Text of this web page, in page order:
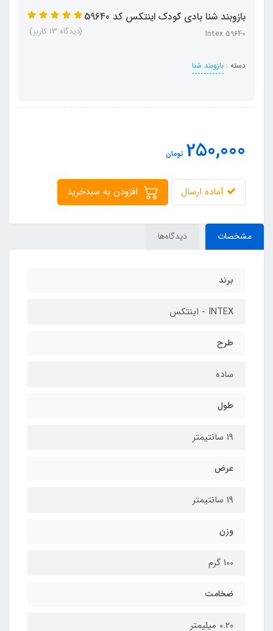
بازوبند شنا بادی کودک اینتکس کد 59640
Intex 59640
دسته : بازوبند شنا
(دیدگاه 13 کاربر)
250,000 تومان
آماده ارسال
مشخصات دیدگاه‌ها
برند
INTEX - اینتکس
طرح
ساده
طول
19 سانتیمتر
عرض
19 سانتیمتر
وزن
100 گرم
ضخامت
0.20 میلیمتر